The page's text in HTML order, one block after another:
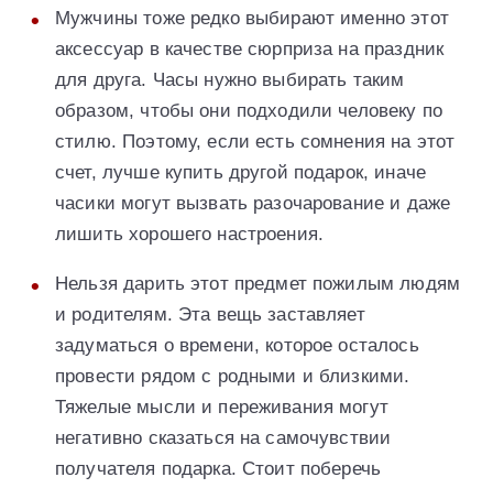
Мужчины тоже редко выбирают именно этот
аксессуар в качестве сюрприза на праздник
для друга. Часы нужно выбирать таким
образом, чтобы они подходили человеку по
стилю. Поэтому, если есть сомнения на этот
счет, лучше купить другой подарок, иначе
часики могут вызвать разочарование и даже
лишить хорошего настроения.
Нельзя дарить этот предмет пожилым людям
и родителям. Эта вещь заставляет
задуматься о времени, которое осталось
провести рядом с родными и близкими.
Тяжелые мысли и переживания могут
негативно сказаться на самочувствии
получателя подарка. Стоит поберечь